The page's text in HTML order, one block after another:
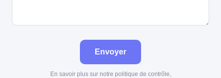
Envoyer
En savoir plus sur notre politique de contrôle,